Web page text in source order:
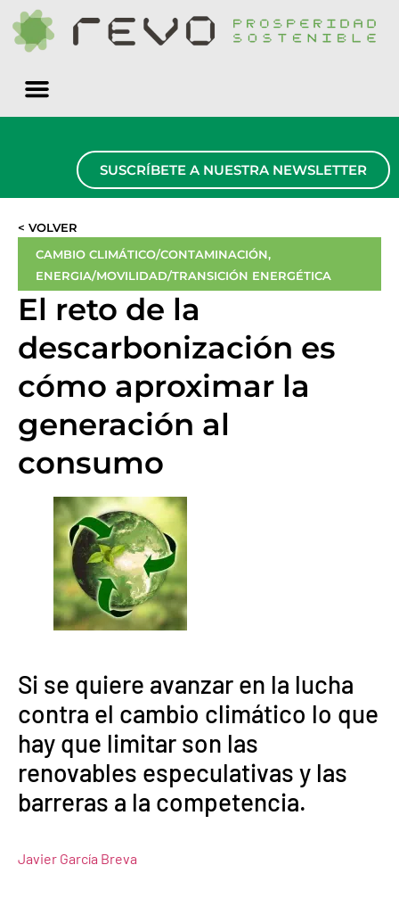
SUSCRÍBETE A NUESTRA NEWSLETTER
< VOLVER
CAMBIO CLIMÁTICO/CONTAMINACIÓN,
ENERGIA/MOVILIDAD/TRANSICIÓN ENERGÉTICA
El reto de la
descarbonización es
cómo aproximar la
generación al
consumo
Si se quiere avanzar en la lucha
contra el cambio climático lo que
hay que limitar son las
renovables especulativas y las
barreras a la competencia.
Javier García Breva